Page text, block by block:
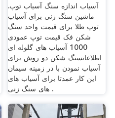
آسیاب اندازه سنگ آسیاب توپ.
ماشین سنگ زنی برای آسیاب
توپ طلا برای قیمت واحد سنگ
شکن فک قیمت توپ عمودی
1000 آسیاب های گلوله ای
اطلاعاتسنگ شکن دو روش برای
آسیاب نمودن با در زمینه سیمان
این کار عمدتا برای آسیاب های
های سنگ زنی .